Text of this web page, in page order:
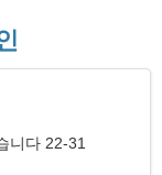
니다 22-31